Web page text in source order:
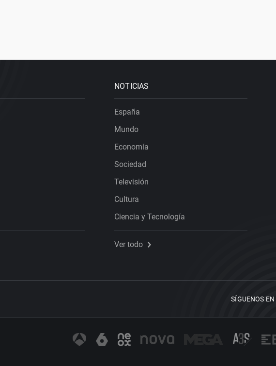
NOTICIAS
España
Mundo
Economía
Sociedad
Televisión
Cultura
Ciencia y Tecnología
Ver todo
SÍGUENOS EN